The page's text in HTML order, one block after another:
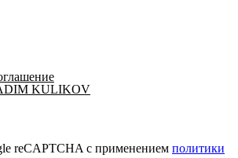
KULIKOV
reCAPTCHA с применением политики